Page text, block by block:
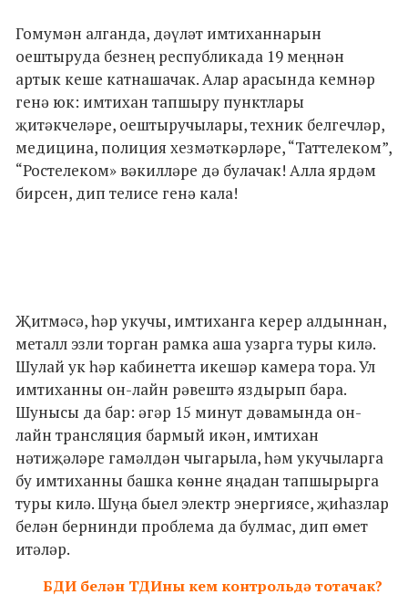
Гомумән алганда, дәүләт имтиханнарын
оештыруда безнең республикада 19 меңнән
артык кеше катнашачак. Алар арасында кемнәр
генә юк: имтихан тапшыру пунктлары
җитәкчеләре, оештыручылары, техник белгечләр,
медицина, полиция хезмәткәрләре, “Таттелеком”,
“Ростелеком» вәкилләре дә булачак! Алла ярдәм
бирсен, дип телисе генә кала!
Җитмәсә, һәр укучы, имтиханга керер алдыннан,
металл эзли торган рамка аша узарга туры килә.
Шулай ук һәр кабинетта икешәр камера тора. Ул
имтиханны он-лайн рәвештә яздырып бара.
Шунысы да бар: әгәр 15 минут дәвамында он-
лайн трансляция бармый икән, имтихан
нәтиҗәләре гамәлдән чыгарыла, һәм укучыларга
бу имтиханны башка көнне яңадан тапшырырга
туры килә. Шуңа быел электр энергиясе, җиһазлар
белән бернинди проблема да булмас, дип өмет
итәләр.
БДИ белән ТДИны кем контрольдә тотачак?